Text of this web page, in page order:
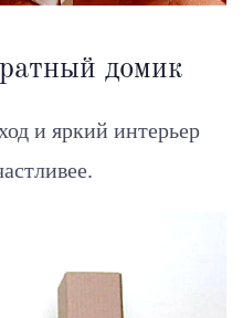
домик
и яркий интерьер